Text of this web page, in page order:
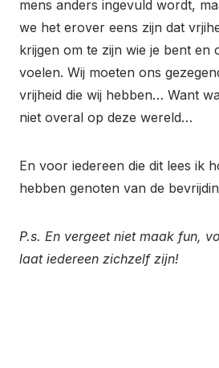
mens anders ingevuld wordt,
we het erover eens zijn dat
krijgen om te zijn wie je bent en
voelen. Wij moeten ons
vrijheid die wij hebben… Want
niet overal op deze wereld…
En voor iedereen die dit lees ik
hebben genoten van de
P.s. En vergeet niet maak fun,
laat iedereen zichzelf zijn!